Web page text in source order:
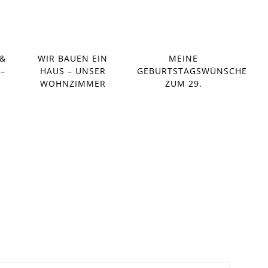
WIR BAUEN EIN
HAUS – UNSER
WOHNZIMMER
MEINE
GEBURTSTAGSWÜNSCHE
ZUM 29.